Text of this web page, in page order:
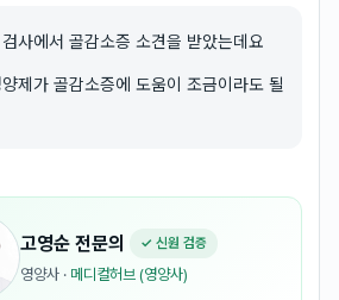
사에서 골감소증 소견을 받았는데요
제가 골감소증에 도움이 조금이라도 될
고영순 전문의 ✓ 신원 검증
영양사 · 메디컬허브 (영양사)